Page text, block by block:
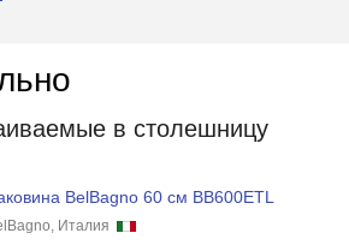
в столешницу
BelBagno 60 см BB600ETL
Италия